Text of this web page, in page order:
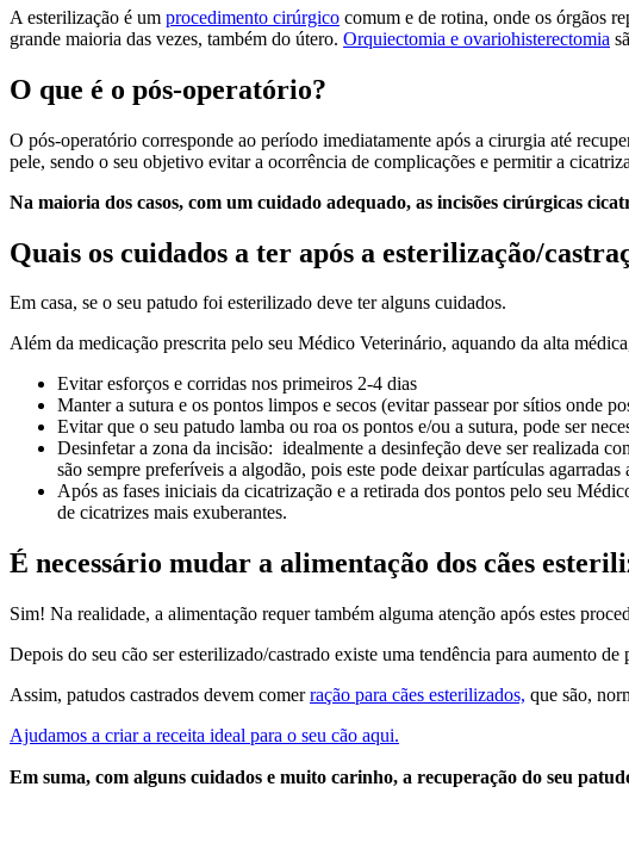
A esterilização é um procedimento cirúrgico comum e de rotina, onde os órgãos
grande maioria das vezes, também do útero. Orquiectomia e ovariohisterectomia
O que é o pós-operatório?
O pós-operatório corresponde ao período imediatamente após a cirurgia até
pele, sendo o seu objetivo evitar a ocorrência de complicações e permitir a
Na maioria dos casos, com um cuidado adequado, as incisões cirúrgicas
Quais os cuidados a ter após a esterilização/
Em casa, se o seu patudo foi esterilizado deve ter alguns cuidados.
Além da medicação prescrita pelo seu Médico Veterinário, aquando da alta
Evitar esforços e corridas nos primeiros 2-4 dias
Manter a sutura e os pontos limpos e secos (evitar passear por sítios onde
Evitar que o seu patudo lamba ou roa os pontos e/ou a sutura, pode ser
Desinfetar a zona da incisão: idealmente a desinfeção deve ser realizada
são sempre preferíveis a algodão, pois este pode deixar partículas agarradas
Após as fases iniciais da cicatrização e a retirada dos pontos pelo seu
de cicatrizes mais exuberantes.
É necessário mudar a alimentação dos cães
Sim! Na realidade, a alimentação requer também alguma atenção após estes
Depois do seu cão ser esterilizado/castrado existe uma tendência para aumento
Assim, patudos castrados devem comerração para cães esterilizados, que são,
Ajudamos a criar a receita ideal para o seu cão aqui.
Em suma, com alguns cuidados e muito carinho, a recuperação do seu